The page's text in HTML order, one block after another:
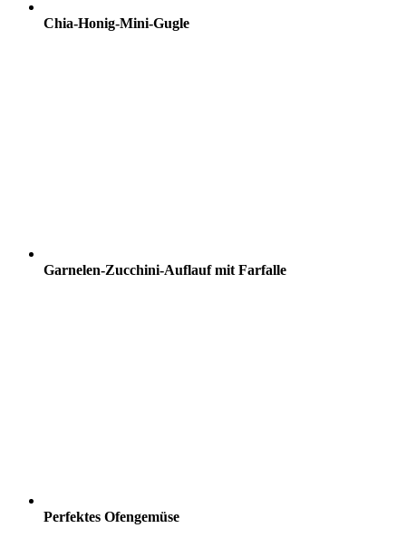
Chia-Honig-Mini-Gugle
Garnelen-Zucchini-Auflauf mit Farfalle
Perfektes Ofengemüse